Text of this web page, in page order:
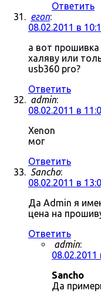
Ответить
егоп:
08.02.2011 в
а вот
халяву или
usb360 pro?
Ответить
admin:
08.02.2011 в
Xenon
мог
Ответить
Sancho:
08.02.2011 в
Да Admin я
цена на
Ответить
admin:
08.02.2011
Sancho
Да